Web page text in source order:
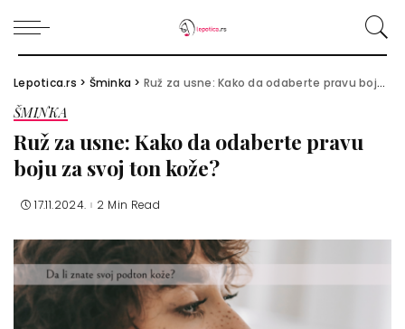
Lepotica.rs > Šminka > Ruž za usne: Kako da odaberte pravu boju za svoj ton kože?
ŠMINKA
Ruž za usne: Kako da odaberte pravu
boju za svoj ton kože?
17.11.2024. 2 Min Read